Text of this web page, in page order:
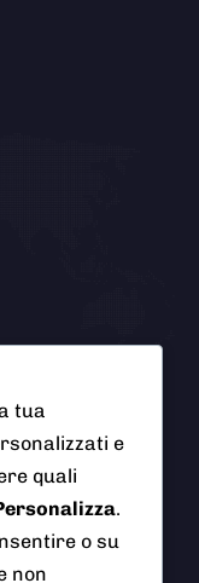
(Roma). Tutti
tua
e
quali
.
o su
non